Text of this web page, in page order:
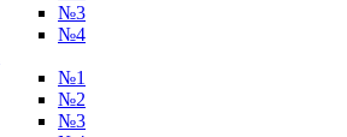
№3
№4
№1
№2
№3